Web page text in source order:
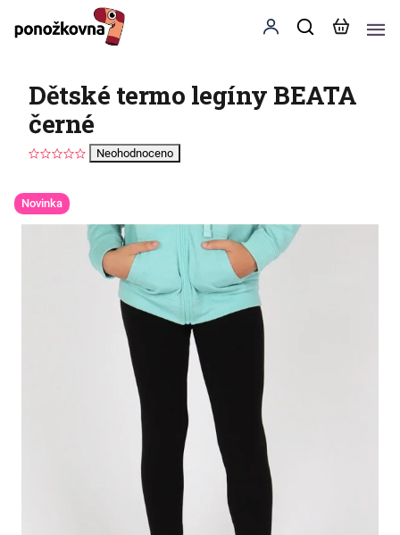
Dětské termo legíny BEATA
černé
Neohodnoceno
Novinka